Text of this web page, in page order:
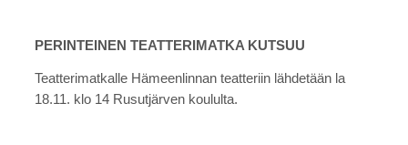
PERINTEINEN TEATTERIMATKA KUTSUU
Teatterimatkalle Hämeenlinnan teatteriin lähdetään la
18.11. klo 14 Rusutjärven koululta.